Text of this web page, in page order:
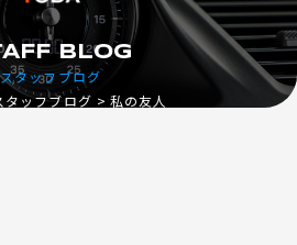
スタッフブログ
BLOG
タッフブログ 私の友人